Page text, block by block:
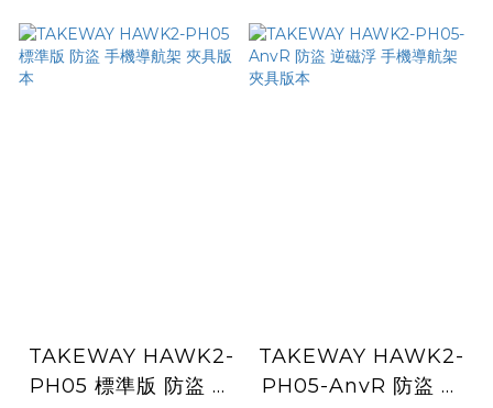
TAKEWAY HAWK2-
PH05 標準版 防盜 手
TAKEWAY HAWK2-
PH05-AnvR 防盜 逆